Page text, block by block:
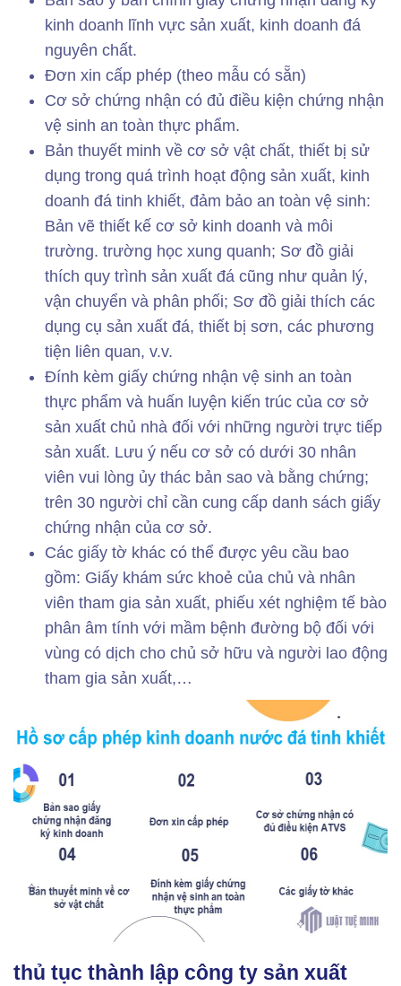
kinh doanh lĩnh vực sản xuất, kinh doanh đá
nguyên chất.
Đơn xin cấp phép (theo mẫu có sẵn)
Cơ sở chứng nhận có đủ điều kiện chứng nhận
vệ sinh an toàn thực phẩm.
Bản thuyết minh về cơ sở vật chất, thiết bị sử
dụng trong quá trình hoạt động sản xuất, kinh
doanh đá tinh khiết, đảm bảo an toàn vệ sinh:
Bản vẽ thiết kế cơ sở kinh doanh và môi
trường. trường học xung quanh; Sơ đồ giải
thích quy trình sản xuất đá cũng như quản lý,
vận chuyển và phân phối; Sơ đồ giải thích các
dụng cụ sản xuất đá, thiết bị sơn, các phương
tiện liên quan, v.v.
Đính kèm giấy chứng nhận vệ sinh an toàn
thực phẩm và huấn luyện kiến ​​trúc của cơ sở
sản xuất chủ nhà đối với những người trực tiếp
sản xuất. Lưu ý nếu cơ sở có dưới 30 nhân
viên vui lòng ủy thác bản sao và bằng chứng;
trên 30 người chỉ cần cung cấp danh sách giấy
chứng nhận của cơ sở.
Các giấy tờ khác có thể được yêu cầu bao
gồm: Giấy khám sức khoẻ của chủ và nhân
viên tham gia sản xuất, phiếu xét nghiệm tế bào
phân âm tính với mầm bệnh đường bộ đối với
vùng có dịch cho chủ sở hữu và người lao động
tham gia sản xuất,…
thủ tục thành lập công ty sản xuất